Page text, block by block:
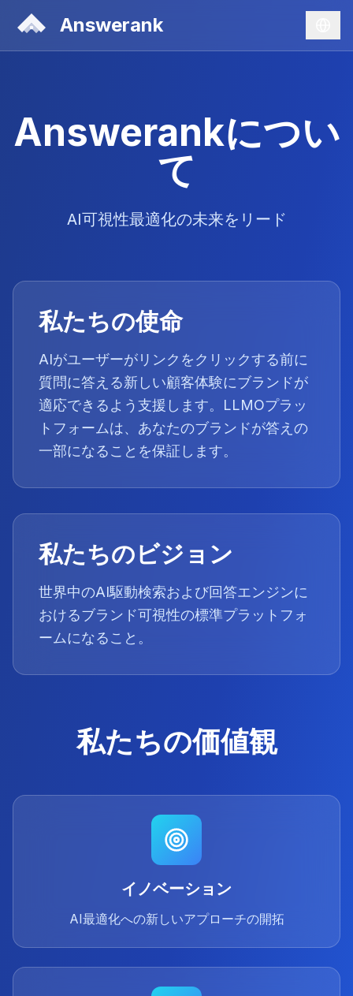
Answerank
Answerankについ
て
AI可視性最適化の未来をリード
私たちの使命
AIがユーザーがリンクをクリックする前に
質問に答える新しい顧客体験にブランドが
適応できるよう支援します。LLMOプラッ
トフォームは、あなたのブランドが答えの
一部になることを保証します。
私たちのビジョン
世界中のAI駆動検索および回答エンジンに
おけるブランド可視性の標準プラットフォ
ームになること。
私たちの価値観
イノベーション
AI最適化への新しいアプローチの開拓